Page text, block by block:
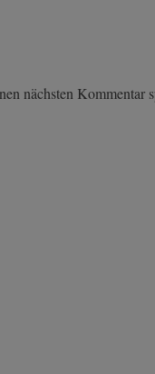
nächsten Kommentar